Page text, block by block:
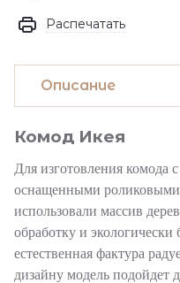
Распечатать
Описание
Комод Икея
Для изготовления
оснащенными
использовали массив
обработку и экологически
естественная фактура
дизайну модель подойдет